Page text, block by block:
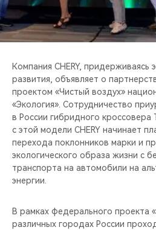
CHERY И СПОРТ
НАШИ МЕРОПРИЯТИЯ
ВИДЕООБЗОРЫ
CHERY ДЛЯ ДЕТЕЙ
Компания CHERY, придерживаясь
развития, объявляет о
проектом «Чистый воздух»
«Экология». Сотрудничество
в России гибридного кроссовера
с этой модели CHERY начинает
перехода поклонников марки и
экологического образа жизни с
транспорта на автомобили на
энергии.
В рамках федерального проекта
различных городах России